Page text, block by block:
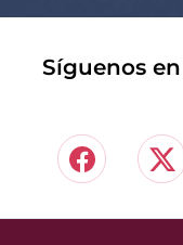
Síguenos